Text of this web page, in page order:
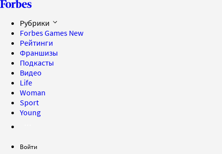
Рубрики
Forbes Games New
Рейтинги
Франшизы
Подкасты
Видео
Life
Woman
Sport
Young
Войти